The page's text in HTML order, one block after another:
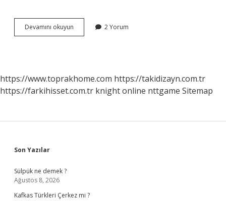
Devamını okuyun Almanlar
Ne
2 Yorum
https://www.toprakhome.com https://takidizayn.com.tr
https://farkihisset.com.tr knight online nttgame Sitemap
Sidebar
Son Yazılar
Sülpük ne demek ?
Ağustos 8, 2026
Kafkas Türkleri Çerkez mi ?